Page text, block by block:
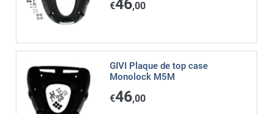
€46,00
GIVI Plaque de top case
Monolock M5M
€46,00